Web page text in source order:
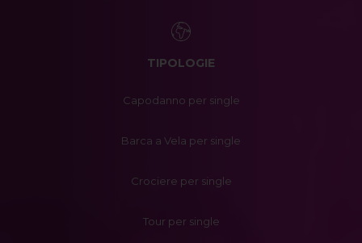
TIPOLOGIE
Capodanno per single
Barca a Vela per single
Crociere per single
Tour per single